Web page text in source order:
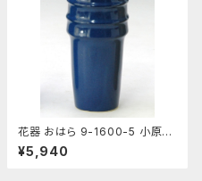
花器 おはら 9-1600-5 小原投
入 ナマコ 花瓶 フラワーベース
¥5,940